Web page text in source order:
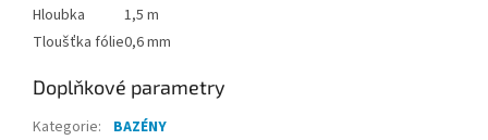
Hloubka
1,5 m
Tloušťka fólie0,6 mm
Doplňkové parametry
Kategorie:
BAZÉNY